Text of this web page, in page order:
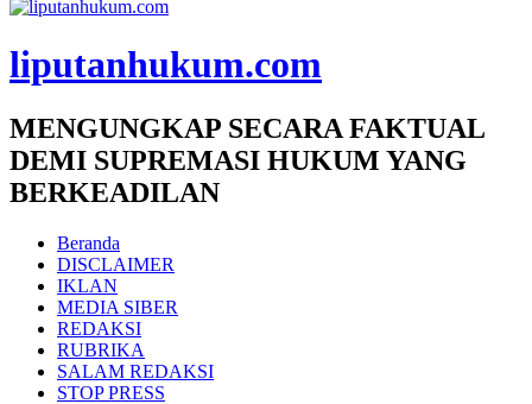
liputanhukum.com
MENGUNGKAP SECARA FAKTUAL
DEMI SUPREMASI HUKUM YANG
BERKEADILAN
Beranda
DISCLAIMER
IKLAN
MEDIA SIBER
REDAKSI
RUBRIKA
SALAM REDAKSI
STOP PRESS